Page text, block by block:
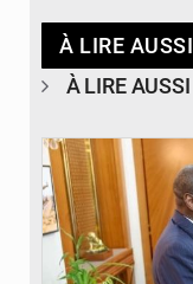
À LIRE AUSSI
À LIRE AUSSI